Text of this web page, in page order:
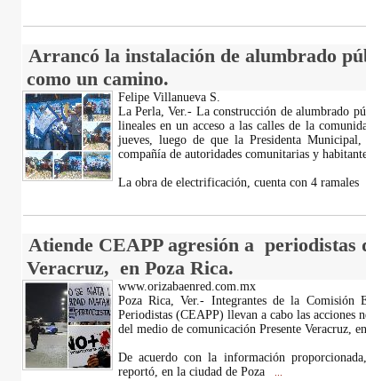
Arrancó la instalación de alumbrado
como un camino.
Felipe Villanueva S.
La Perla, Ver.- La construcción de alumbrado
lineales en un acceso a las calles de la
jueves, luego de que la Presidenta
compañía de autoridades comunitarias y
La obra de electrificación, cuenta con 4 ramales
Atiende CEAPP agresión a periodistas
Veracruz, en Poza Rica.
www.orizabaenred.com.mx
Poza Rica, Ver.- Integrantes de la Comisión
Periodistas (CEAPP) llevan a cabo las acciones
del medio de comunicación Presente Veracruz,
De acuerdo con la información
reportó, en la ciudad de Poza